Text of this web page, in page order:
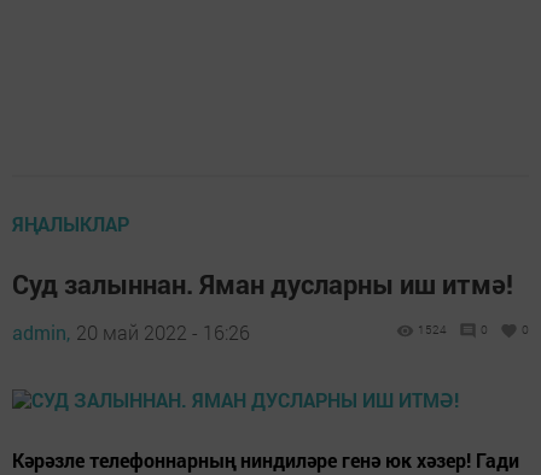
ЯҢАЛЫКЛАР
Суд залыннан. Яман дусларны иш итмә!
admin, 20 май 2022 - 16:26 1524 0 0
Кәрәзле телефоннарның ниндиләре генә юк хәзер! Гади